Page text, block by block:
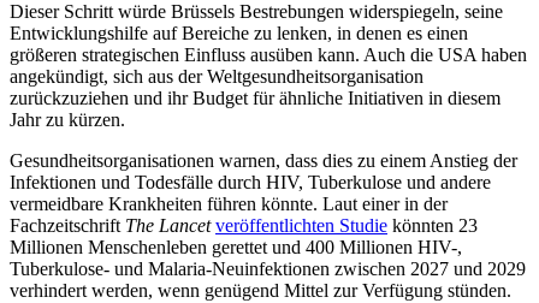
Dieser Schritt würde Brüssels Bestrebungen widerspiegeln, seine
Entwicklungshilfe auf Bereiche zu lenken, in denen es einen
größeren strategischen Einfluss ausüben kann. Auch die USA haben
angekündigt, sich aus der Weltgesundheitsorganisation
zurückzuziehen und ihr Budget für ähnliche Initiativen in diesem
Jahr zu kürzen.
Gesundheitsorganisationen warnen, dass dies zu einem Anstieg der
Infektionen und Todesfälle durch HIV, Tuberkulose und andere
vermeidbare Krankheiten führen könnte. Laut einer in der
Fachzeitschrift The Lancet veröffentlichten Studie könnten 23
Millionen Menschenleben gerettet und 400 Millionen HIV-,
Tuberkulose- und Malaria-Neuinfektionen zwischen 2027 und 2029
verhindert werden, wenn genügend Mittel zur Verfügung stünden.